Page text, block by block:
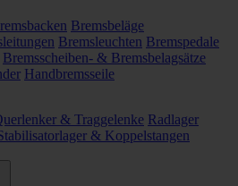
Bremsbeläge
Bremsleuchten Bremspedale
Bremsscheiben- & Bremsbelagsätze
Handbremsseile
& Traggelenke Radlager
& Koppelstangen